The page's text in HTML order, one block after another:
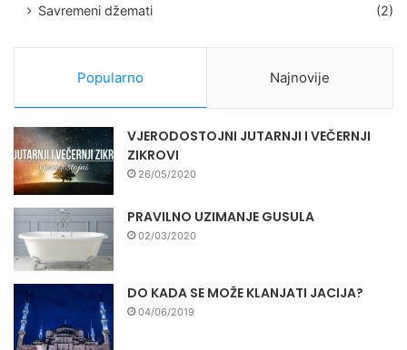
Savremeni džemati
(2)
Popularno Najnovije
VJERODOSTOJNI JUTARNJI I VEČERNJI
ZIKROVI
26/05/2020
PRAVILNO UZIMANJE GUSULA
02/03/2020
DO KADA SE MOŽE KLANJATI JACIJA?
04/06/2019